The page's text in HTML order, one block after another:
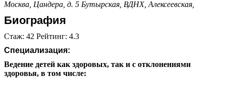
Москва, Цандера, д. 5 Бутырская, ВДНХ, Алексеевская,
Биография
Стаж: 42 Рейтинг: 4.3
Специализация:
Ведение детей как здоровых, так и с отклонениями
здоровья, в том числе: